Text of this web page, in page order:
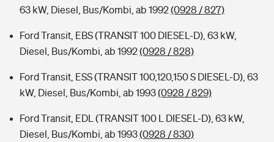
63 kW, Diesel, Bus/Kombi, ab 1992(0928 / 827)
Ford Transit, EBS (TRANSIT 100 DIESEL-D), 63 kW,
Diesel, Bus/Kombi, ab 1992(0928 / 828)
Ford Transit, ESS (TRANSIT 100,120,150 S DIESEL-D), 63
kW, Diesel, Bus/Kombi, ab 1993(0928 / 829)
Ford Transit, EDL (TRANSIT 100 L DIESEL-D), 63 kW,
Diesel, Bus/Kombi, ab 1993(0928 / 830)